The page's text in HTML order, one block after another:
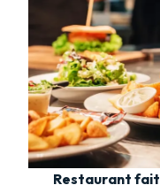
Restaurant fait